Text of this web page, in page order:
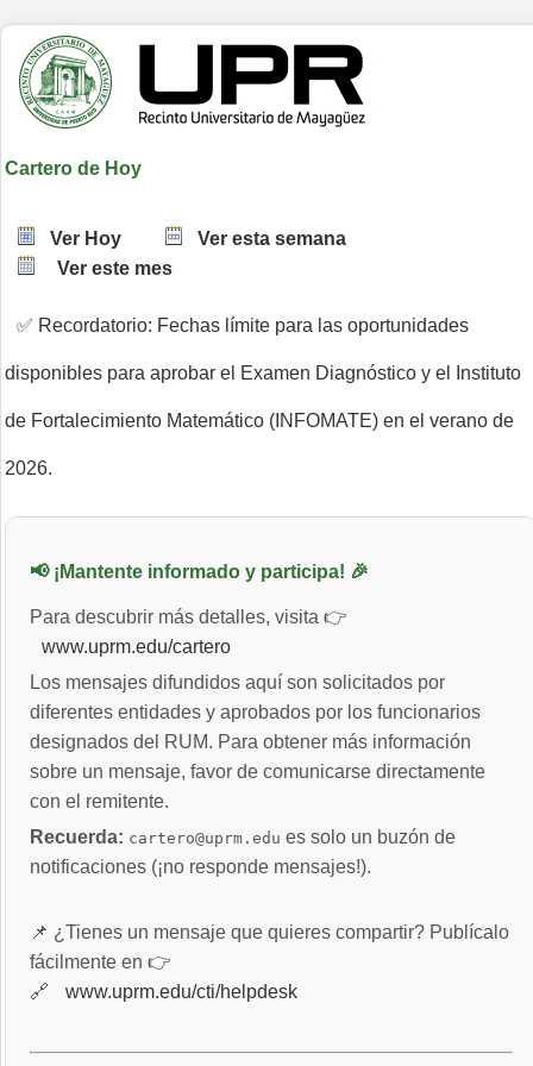
Cartero de Hoy
Ver Hoy
Ver esta semana
Ver este mes
✅ Recordatorio: Fechas límite para las oportunidades
disponibles para aprobar el Examen Diagnóstico y el Instituto
de Fortalecimiento Matemático (INFOMATE) en el verano de
2026.
📢 ¡Mantente informado y participa! 🎉
Para descubrir más detalles, visita 👉
www.uprm.edu/cartero
Los mensajes difundidos aquí son solicitados por
diferentes entidades y aprobados por los funcionarios
designados del RUM. Para obtener más información
sobre un mensaje, favor de comunicarse directamente
con el remitente.
Recuerda: cartero@uprm.edu es solo un buzón de
notificaciones (¡no responde mensajes!).
📌 ¿Tienes un mensaje que quieres compartir? Publícalo
fácilmente en 👉
🔗
www.uprm.edu/cti/helpdesk